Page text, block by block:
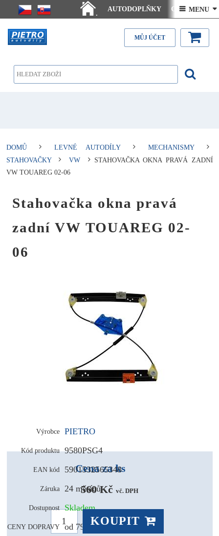
.
AUTODOPLŇKY Ceny doručení
Články - návody Kontakt
 MENU 
MŮJ ÚČET
DOMŮ LEVNÉ AUTODÍLY
MECHANISMY
STAHOVAČKY
VW
STAHOVAČKA OKNA PRAVÁ ZADNÍ
VW TOUAREG 02-06
Stahovačka okna pravá
zadní VW TOUAREG 02-
06
Výrobce PIETRO
Kód produktu 9580PSG4
EAN kód 5901532565348
Záruka 24 měsíců
Dostupnost Skladem
CENY DOPRAVY od 79,- Kč
Cena za ks
560 Kč vč. DPH
KOUPIT